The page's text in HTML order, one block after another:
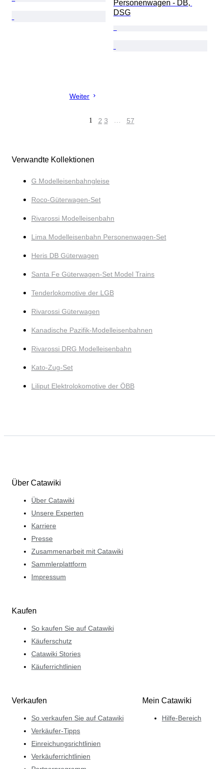
Personenwagen - DB,
DSG
Weiter
1 2 3 … 57
Verwandte Kollektionen
G Modelleisenbahngleise
Roco-Güterwagen-Set
Rivarossi Modelleisenbahn
Lima Modelleisenbahn Personenwagen-Set
Heris DB Güterwagen
Santa Fe Güterwagen-Set Model Trains
Tenderlokomotive der LGB
Rivarossi Güterwagen
Kanadische Pazifik-Modelleisenbahnen
Rivarossi DRG Modelleisenbahn
Kato-Zug-Set
Liliput Elektrolokomotive der ÖBB
Über Catawiki
Über Catawiki
Unsere Experten
Karriere
Presse
Zusammenarbeit mit Catawiki
Sammlerplattform
Impressum
Kaufen
So kaufen Sie auf Catawiki
Käuferschutz
Catawiki Stories
Käuferrichtlinien
Verkaufen
So verkaufen Sie auf Catawiki
Verkäufer-Tipps
Einreichungsrichtlinien
Verkäuferrichtlinien
Mein Catawiki
Hilfe-Bereich